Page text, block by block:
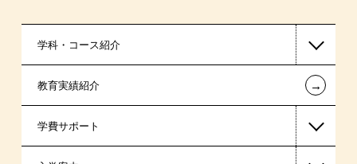
学科・コース紹介
医療事務系
スポーツ・トレーナー系
教育実績紹介 ←
学費サポート